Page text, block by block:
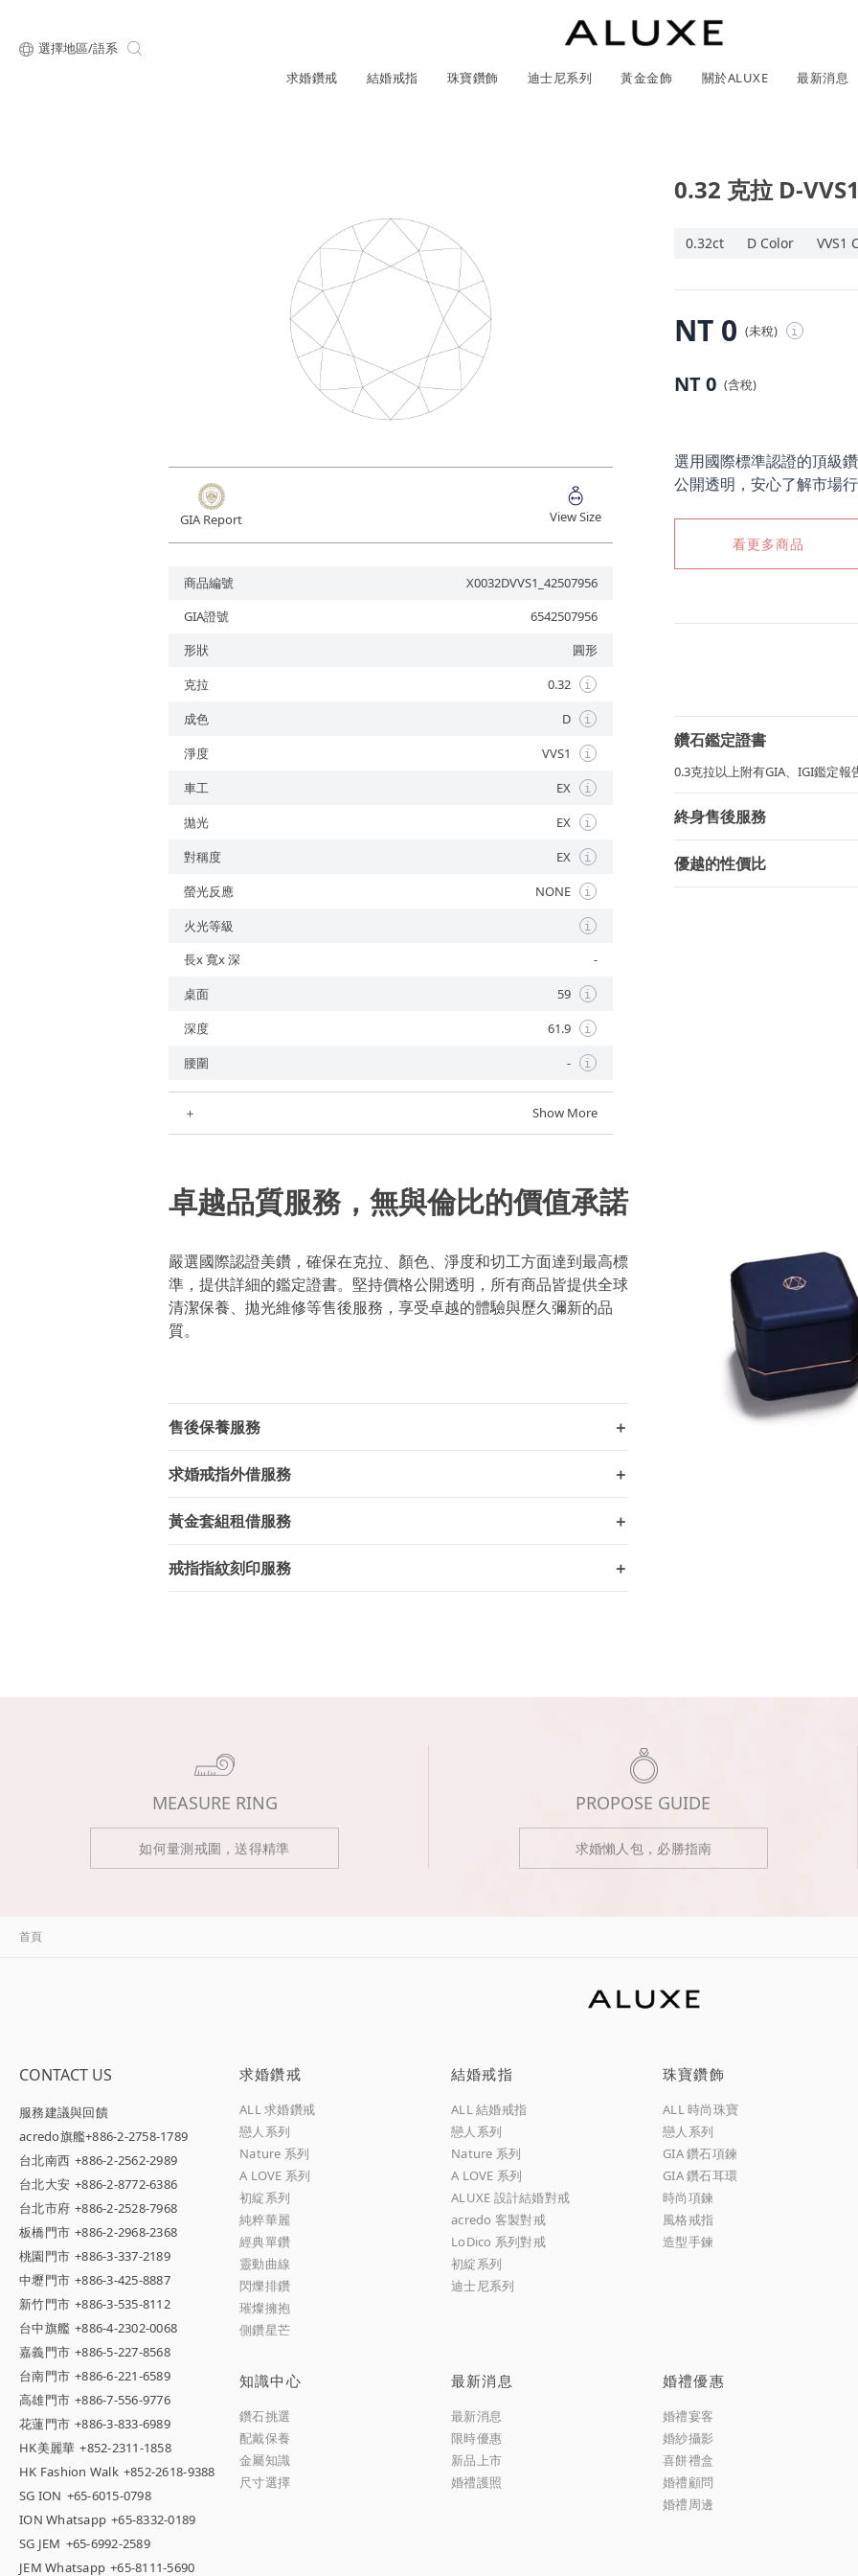
選擇地區/語系
求婚鑽戒
結婚戒指 珠寶鑽飾 迪士尼系列 黃金金飾 關於ALUXE 最新消息
經典單鑽
ALL 求婚鑽戒 迪士尼系列鑽戒
ALUXE All 結婚對戒
ALL 結婚戒指
GIA鑽石耳環
ALL 珠寶鑽飾
小熊維尼系列 冰雪奇緣系列
黃金戒指
服務體驗
限時優惠
祖母綠形
雷地恩形
ALUXE嚴選鑽石
鑽石知識4C
GIA Report View Size
商品編號
X0032DVVS1_42507956
GIA證號
6542507956
形狀
圓形
克拉
0.32 i
成色 D i
淨度 VVS1 i
車工 EX i
拋光 EX i
對稱度 EX i
螢光反應 NONE i
火光等級 i
長x 寬x 深
-
桌面
59 i
深度 61.9 i
腰圍 - i
＋ Show More
0.32 克拉 D-
0.32ct D Color VVS1
NT 0 (未稅) i
NT 0 (含稅)
選用國際標準認證的頂級
公開透明，安心了解市場
看更多商品
鑽石鑑定證書
0.3克拉以上附有GIA、IGI鑑定
終身售後服務
優越的性價比
卓越品質服務，無與倫比的價值承諾
嚴選國際認證美鑽，確保在克拉、顏色、淨度和切工方面達到最高標
準，提供詳細的鑑定證書。堅持價格公開透明，所有商品皆提供全球
清潔保養、拋光維修等售後服務，享受卓越的體驗與歷久彌新的品
質。
售後保養服務 ＋
求婚戒指外借服務 ＋
黃金套組租借服務 ＋
戒指指紋刻印服務 ＋
MEASURE RING
如何量測戒圍，送得精準
PROPOSE GUIDE
求婚懶人包，必勝指南
首頁
CONTACT US
服務建議與回饋
acredo旗艦+886-2-2758-1789
台北南西 +886-2-2562-2989
台北大安 +886-2-8772-6386
台北市府 +886-2-2528-7968
板橋門市 +886-2-2968-2368
桃園門市 +886-3-337-2189
中壢門市 +886-3-425-8887
新竹門市 +886-3-535-8112
台中旗艦 +886-4-2302-0068
嘉義門市 +886-5-227-8568
台南門市 +886-6-221-6589
高雄門市 +886-7-556-9776
花蓮門市 +886-3-833-6989
HK美麗華 +852-2311-1858
HK Fashion Walk +852-2618-9388
SG ION +65-6015-0798
ION Whatsapp +65-8332-0189
SG JEM +65-6992-2589
JEM Whatsapp +65-8111-5690
求婚鑽戒
ALL 求婚鑽戒
戀人系列
Nature 系列
A LOVE 系列
初綻系列
純粹華麗
經典單鑽
靈動曲線
閃爍排鑽
璀燦擁抱
側鑽星芒
結婚戒指
ALL 結婚戒指
戀人系列
Nature 系列
A LOVE 系列
ALUXE 設計結婚對戒
acredo 客製對戒
LoDico 系列對戒
初綻系列
迪士尼系列
珠寶鑽飾
ALL 時尚珠寶
戀人系列
GIA 鑽石項鍊
GIA 鑽石耳環
時尚項鍊
風格戒指
造型手鍊
知識中心
鑽石挑選
配戴保養
金屬知識
尺寸選擇
最新消息
最新消息
限時優惠
新品上市
婚禮護照
婚禮優惠
婚禮宴客
婚紗攝影
喜餅禮盒
婚禮顧問
婚禮周邊